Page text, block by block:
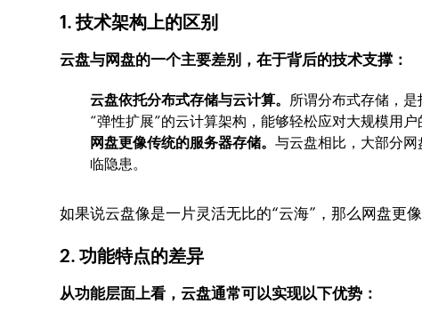
1. 技术架构上的区别
云盘与网盘的一个主要差别，在于背后的技术支撑：
云盘依托分布式存储与云计算。 所谓分布式存储，
“弹性扩展”的云计算架构，能够轻松应对大规模用户
网盘更像传统的服务器存储。与云盘相比，大部分
临隐患。
如果说云盘像是一片灵活无比的“云海”，那么网盘更
2. 功能特点的差异
从功能层面上看，云盘通常可以实现以下优势：